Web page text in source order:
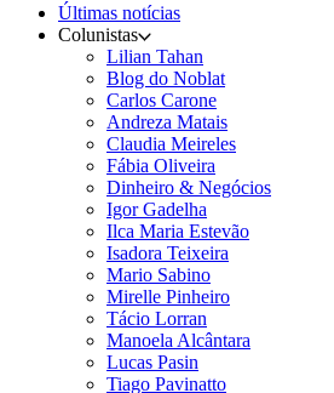
Últimas notícias
Colunistas
Lilian Tahan
Blog do Noblat
Carlos Carone
Andreza Matais
Claudia Meireles
Fábia Oliveira
Dinheiro & Negócios
Igor Gadelha
Ilca Maria Estevão
Isadora Teixeira
Mario Sabino
Mirelle Pinheiro
Tácio Lorran
Manoela Alcântara
Lucas Pasin
Tiago Pavinatto